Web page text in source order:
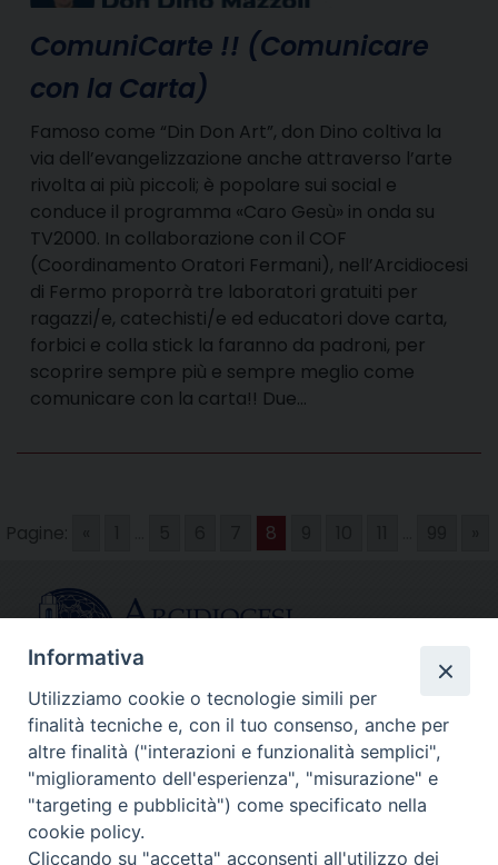
ComuniCarte !! (Comunicare
con la Carta)
Famoso come “Din Don Art”, don Dino coltiva la
via dell’evangelizzazione anche attraverso l’arte
rivolta ai più piccoli; è popolare sui social e
conduce il programma «Caro Gesù» in onda su
TV2000. In collaborazione con il COF
(Coordinamento Oratori Fermani), nell’Arcidiocesi
di Fermo proporrà tre laboratori gratuiti per
ragazzi/e, catechisti/e ed educatori dove carta,
forbici e colla stick la faranno da padroni, per
scoprire sempre più e sempre meglio come
comunicare con la carta!! Due…
Pagine: 8
CONTATTI
info@fermodiocesi.it
pec:economato.diocesifermo@legalmail.it
Informativa
Utilizziamo cookie o tecnologie simili per
finalità tecniche e, con il tuo consenso, anche per
altre finalità ("interazioni e funzionalità semplici",
"miglioramento dell'esperienza", "misurazione" e
"targeting e pubblicità") come specificato nella
cookie policy.
Cliccando su "accetta" acconsenti all'utilizzo dei